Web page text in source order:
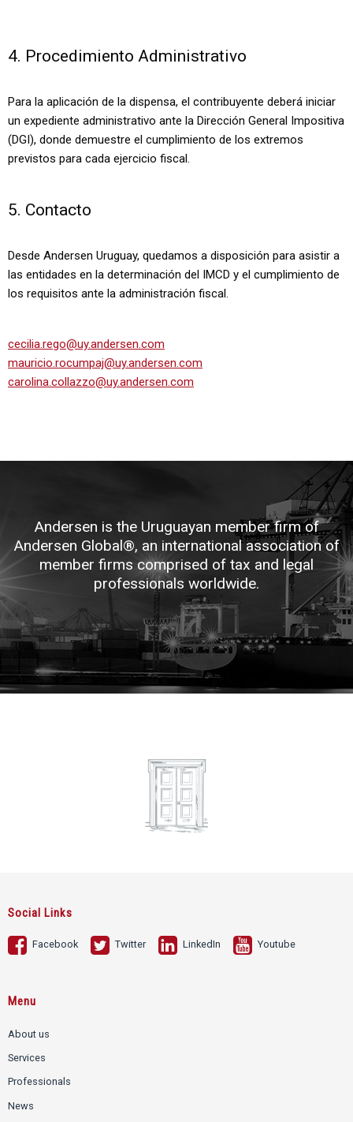
4. Procedimiento Administrativo
Para la aplicación de la dispensa, el contribuyente deberá iniciar
un expediente administrativo ante la Dirección General Impositiva
(DGI), donde demuestre el cumplimiento de los extremos
previstos para cada ejercicio fiscal.
5. Contacto
Desde Andersen Uruguay, quedamos a disposición para asistir a
las entidades en la determinación del IMCD y el cumplimiento de
los requisitos ante la administración fiscal.
cecilia.rego@uy.andersen.com
mauricio.rocumpaj@uy.andersen.com
carolina.collazzo@uy.andersen.com
Andersen is the Uruguayan member firm of
Andersen Global®, an international association of
member firms comprised of tax and legal
professionals worldwide.
Social Links
Facebook Twitter LinkedIn Youtube
Menu
About us
Services
Professionals
News